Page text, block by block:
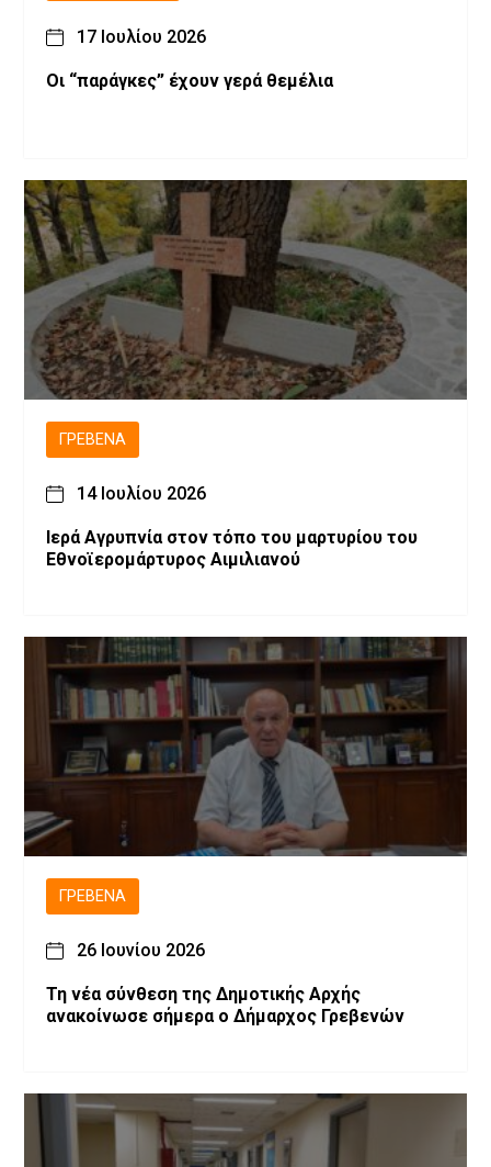
17 Ιουλίου 2026
Οι “παράγκες” έχουν γερά θεμέλια
ΓΡΕΒΕΝΆ
14 Ιουλίου 2026
Ιερά Αγρυπνία στον τόπο του μαρτυρίου του
Εθνοϊερομάρτυρος Αιμιλιανού
ΓΡΕΒΕΝΆ
26 Ιουνίου 2026
Τη νέα σύνθεση της Δημοτικής Αρχής
ανακοίνωσε σήμερα ο Δήμαρχος Γρεβενών